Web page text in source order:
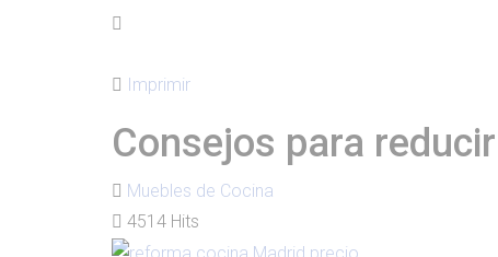
Imprimir
Consejos para
Muebles de Cocina
4514 Hits